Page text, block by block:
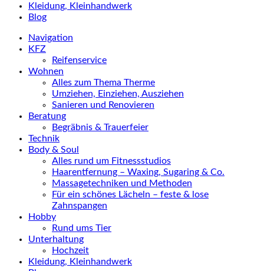
Kleidung, Kleinhandwerk
Blog
Navigation
KFZ
Reifenservice
Wohnen
Alles zum Thema Therme
Umziehen, Einziehen, Ausziehen
Sanieren und Renovieren
Beratung
Begräbnis & Trauerfeier
Technik
Body & Soul
Alles rund um Fitnessstudios
Haarentfernung – Waxing, Sugaring & Co.
Massagetechniken und Methoden
Für ein schönes Lächeln – feste & lose
Zahnspangen
Hobby
Rund ums Tier
Unterhaltung
Hochzeit
Kleidung, Kleinhandwerk